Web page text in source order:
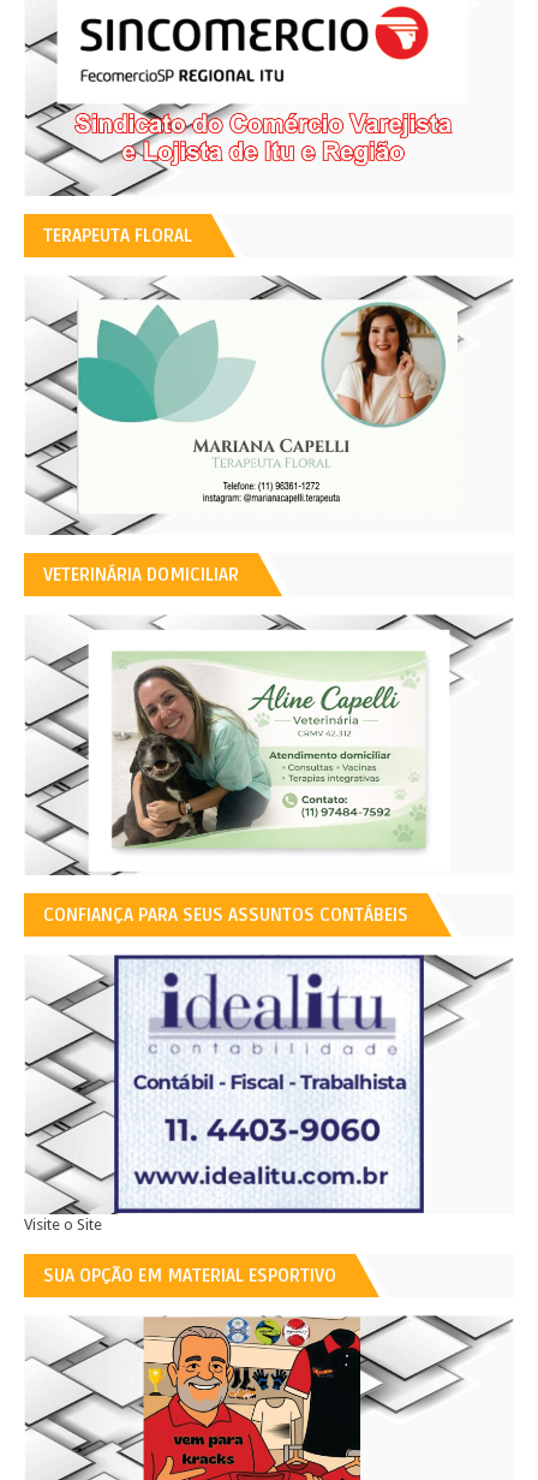
TERAPEUTA FLORAL
VETERINÁRIA DOMICILIAR
CONFIANÇA PARA SEUS ASSUNTOS CONTÁBEIS
Visite o Site
SUA OPÇÃO EM MATERIAL ESPORTIVO